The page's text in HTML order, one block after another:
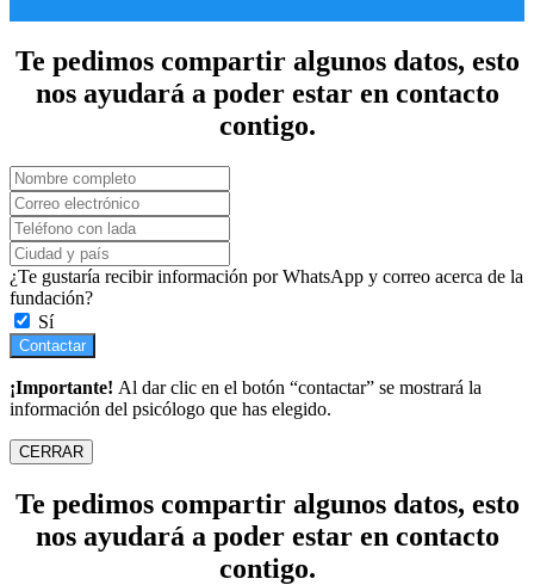
Te pedimos compartir algunos datos, esto
nos ayudará a poder estar en contacto
contigo.
¿Te gustaría recibir información por WhatsApp y correo acerca de la
fundación?
Sí
Contactar
¡Importante! Al dar clic en el botón “contactar” se mostrará la
información del psicólogo que has elegido.
CERRAR
Te pedimos compartir algunos datos, esto
nos ayudará a poder estar en contacto
contigo.